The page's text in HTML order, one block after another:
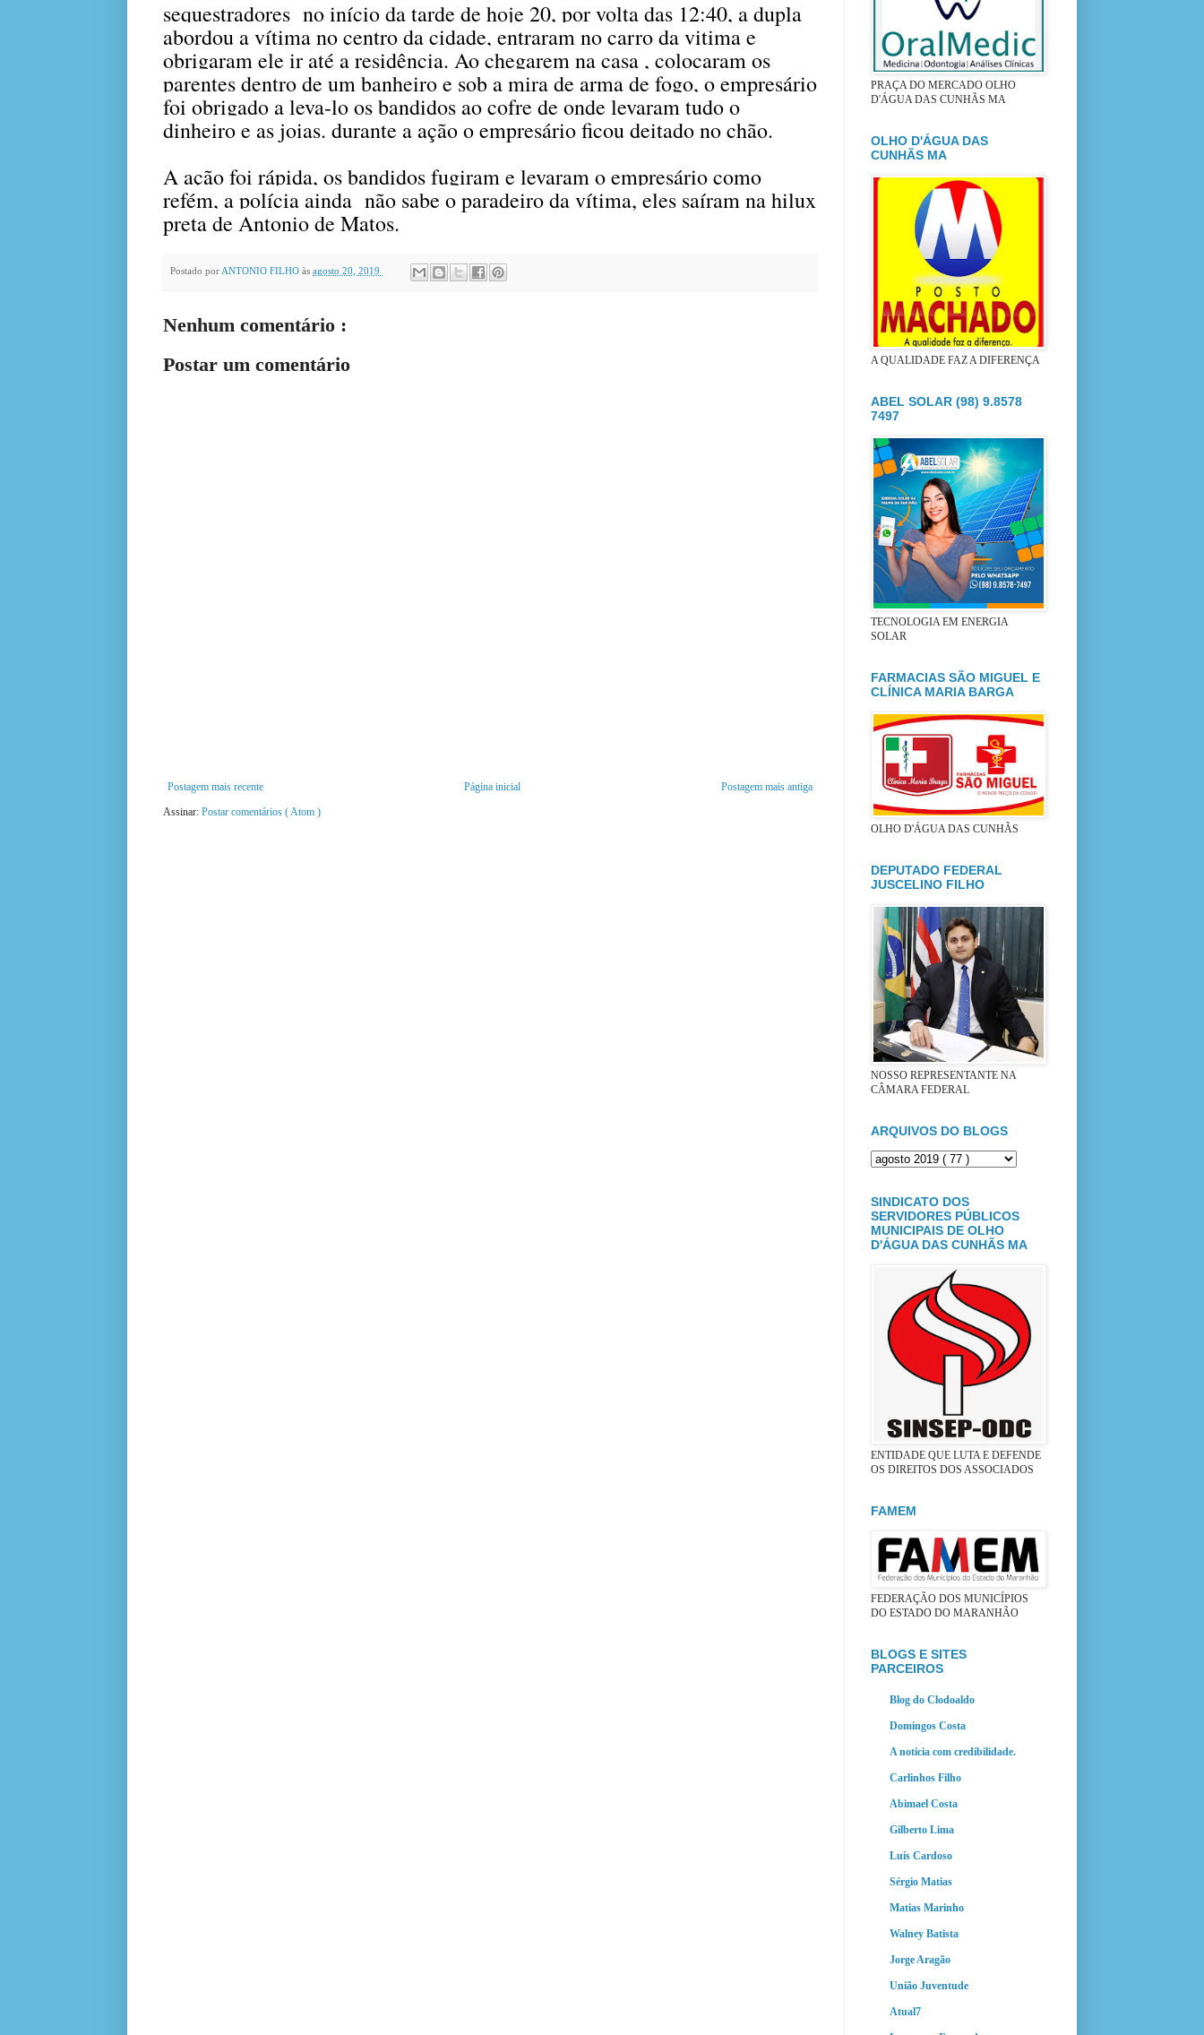
sequestradores no início da tarde de hoje 20, por volta das 12:40, a dupla
abordou a vítima no centro da cidade, entraram no carro da vitima e
obrigaram ele ir até a residência. Ao chegarem na casa , colocaram os
parentes dentro de um banheiro e sob a mira de arma de fogo, o empresário
foi obrigado a leva-lo os bandidos ao cofre de onde levaram tudo o
dinheiro e as joias. durante a ação o empresário ficou deitado no chão.
A ação foi rápida, os bandidos fugiram e levaram o empresário como
refém, a polícia ainda não sabe o paradeiro da vítima, eles saíram na hilux
preta de Antonio de Matos.
Postado por ANTONIO FILHO às agosto 20, 2019
Nenhum comentário :
Postar um comentário
Postagem mais recente Postagem mais antiga
Página inicial
Assinar: Postar comentários ( Atom )
PRAÇA DO MERCADO OLHO
D'ÁGUA DAS CUNHÃS MA
OLHO D'ÁGUA DAS
CUNHÃS MA
A QUALIDADE FAZ A DIFERENÇA
ABEL SOLAR (98) 9.8578
7497
TECNOLOGIA EM ENERGIA
SOLAR
FARMACIAS SÃO MIGUEL E
CLÍNICA MARIA BARGA
OLHO D'ÁGUA DAS CUNHÃS
DEPUTADO FEDERAL
JUSCELINO FILHO
NOSSO REPRESENTANTE NA
CÂMARA FEDERAL
ARQUIVOS DO BLOGS
SINDICATO DOS
SERVIDORES PÚBLICOS
MUNICIPAIS DE OLHO
D'ÁGUA DAS CUNHÃS MA
ENTIDADE QUE LUTA E DEFENDE
OS DIREITOS DOS ASSOCIADOS
FAMEM
FEDERAÇÃO DOS MUNICÍPIOS
DO ESTADO DO MARANHÃO
BLOGS E SITES
PARCEIROS
Blog do Clodoaldo
Domingos Costa
A noticia com credibilidade.
Carlinhos Filho
Abimael Costa
Gilberto Lima
Luís Cardoso
Sérgio Matias
Matias Marinho
Walney Batista
Jorge Aragão
União Juventude
Atual7